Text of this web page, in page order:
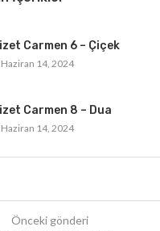
Carmen 6 – Çiçek
Haziran 14, 2024
Carmen 8 – Dua
Haziran 14, 2024
Önceki gönderi